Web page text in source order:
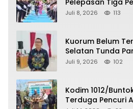
Pelepasan Tiga
Selatan Masuki
Juli 8, 2026 113
Kuorum Belum
Selatan Tunda
Raperda
Juli 9, 2026 102
Kodim 1012/
Terduga Pencuri